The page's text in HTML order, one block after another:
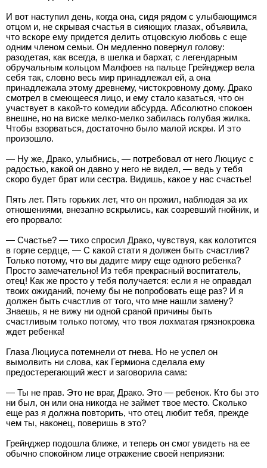
И вот наступил день, когда она, сидя рядом с улыбающимся
отцом и, не скрывая счастья в сияющих глазах, объявила,
что вскоре ему придется делить отцовскую любовь с еще
одним членом семьи. Он медленно повернул голову:
разодетая, как всегда, в шелка и бархат, с легендарным
обручальным кольцом Малфоев на пальце Грейнджер вела
себя так, словно весь мир принадлежал ей, а она
принадлежала этому древнему, чистокровному дому. Драко
смотрел в смеющееся лицо, и ему стало казаться, что он
участвует в какой-то комедии абсурда. Абсолютно спокоен
внешне, но на виске мелко-мелко забилась голубая жилка.
Чтобы взорваться, достаточно было малой искры. И это
произошло.
— Ну же, Драко, улыбнись, — потребовал от него Люциус с
радостью, какой он давно у него не видел, — ведь у тебя
скоро будет брат или сестра. Видишь, какое у нас счастье!
Пять лет. Пять горьких лет, что он прожил, наблюдая за их
отношениями, внезапно вскрылись, как созревший гнойник, и
его прорвало:
— Счастье? — тихо спросил Драко, чувствуя, как колотится
в горле сердце, — С какой стати я должен быть счастлив?
Только потому, что вы дадите миру еще одного ребенка?
Просто замечательно! Из тебя прекрасный воспитатель,
отец! Как же просто у тебя получается: если я не оправдал
твоих ожиданий, почему бы не попробовать еще раз? И я
должен быть счастлив от того, что мне нашли замену?
Знаешь, я не вижу ни одной сраной причины быть
счастливым только потому, что твоя лохматая грязнокровка
ждет ребенка!
Глаза Люциуса потемнели от гнева. Но не успел он
вымолвить ни слова, как Гермиона сделала ему
предостерегающий жест и заговорила сама:
— Ты не прав. Это не враг, Драко. Это — ребенок. Кто бы это
ни был, он или она никогда не займет твое место. Сколько
еще раз я должна повторить, что отец любит тебя, прежде
чем ты, наконец, поверишь в это?
Грейнджер подошла ближе, и теперь он смог увидеть на ее
обычно спокойном лице отражение своей неприязни: